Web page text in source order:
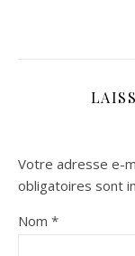
Votre adresse e-
obligatoires sont
Nom *